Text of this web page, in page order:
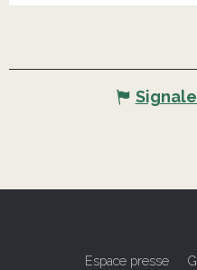
Espace presse